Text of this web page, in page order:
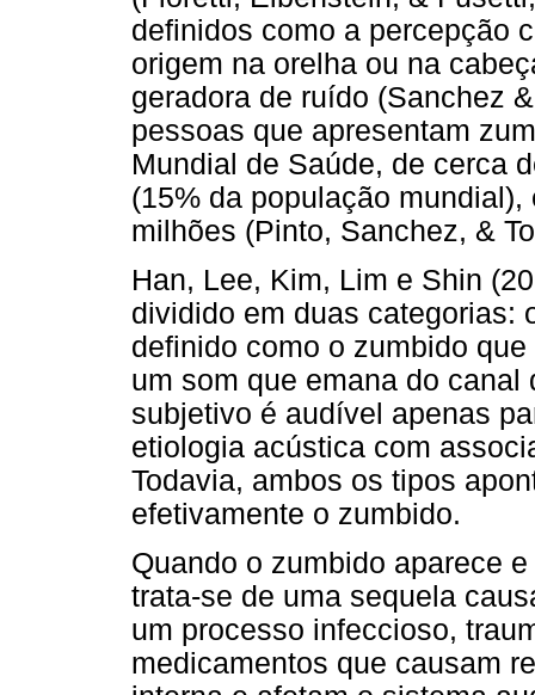
definidos como a percepção
origem na orelha ou na
geradora de ruído (Sanchez
pessoas que apresentam
Mundial de Saúde, de cerca
(15% da população
milhões (Pinto, Sanchez, &
Han, Lee, Kim, Lim e Shin
dividido em duas categorias:
definido como o zumbido
um som que emana do
subjetivo é audível apenas
etiologia acústica com
Todavia, ambos os tipos
efetivamente o zumbido.
Quando o zumbido aparece
trata-se de uma sequela
um processo infeccioso,
medicamentos que causam